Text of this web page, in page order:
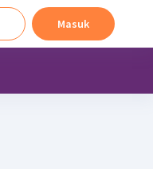
Masuk